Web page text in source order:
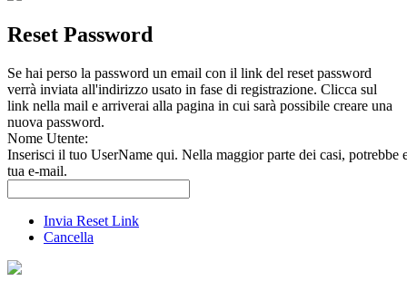
Reset Password
Se hai perso la password un email con il link del reset password
verrà inviata all'indirizzo usato in fase di registrazione. Clicca sul
link nella mail e arriverai alla pagina in cui sarà possibile creare una
nuova password.
Nome Utente:
Inserisci il tuo UserName qui. Nella maggior parte dei casi, potrebbe
tua e-mail.
Invia Reset Link
Cancella